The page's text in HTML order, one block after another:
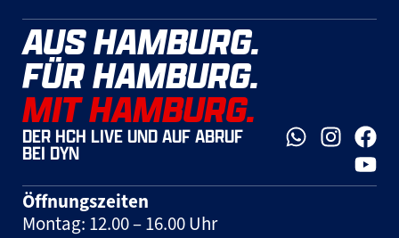
AUS HAMBURG.
FÜR HAMBURG.
MIT HAMBURG.
DER HCH LIVE UND AUF ABRUF
BEI DYN
Öffnungszeiten
Montag: 12.00 – 16.00 Uhr